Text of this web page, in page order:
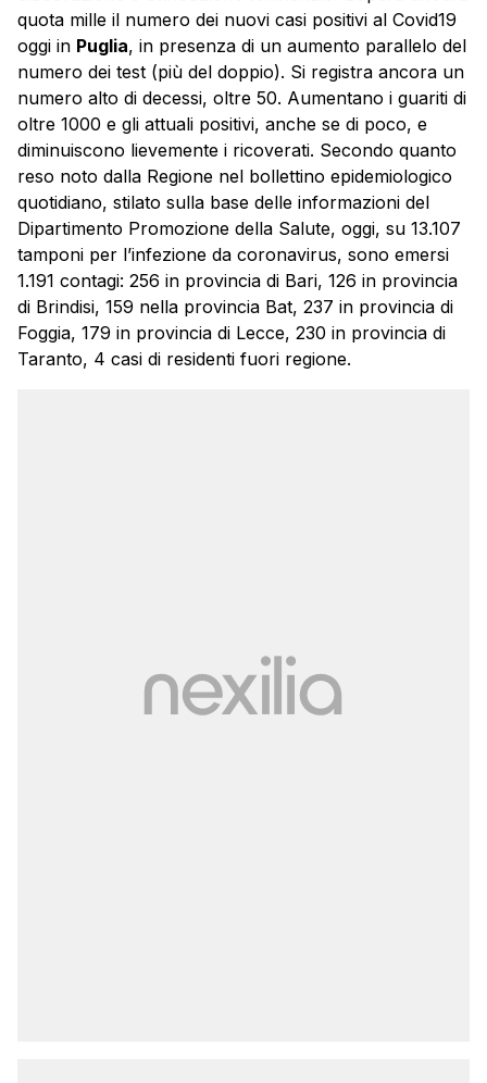
quota mille il numero dei nuovi casi positivi al Covid19
oggi in Puglia, in presenza di un aumento parallelo del
numero dei test (più del doppio). Si registra ancora un
numero alto di decessi, oltre 50. Aumentano i guariti di
oltre 1000 e gli attuali positivi, anche se di poco, e
diminuiscono lievemente i ricoverati. Secondo quanto
reso noto dalla Regione nel bollettino epidemiologico
quotidiano, stilato sulla base delle informazioni del
Dipartimento Promozione della Salute, oggi, su 13.107
tamponi per l’infezione da coronavirus, sono emersi
1.191 contagi: 256 in provincia di Bari, 126 in provincia
di Brindisi, 159 nella provincia Bat, 237 in provincia di
Foggia, 179 in provincia di Lecce, 230 in provincia di
Taranto, 4 casi di residenti fuori regione.